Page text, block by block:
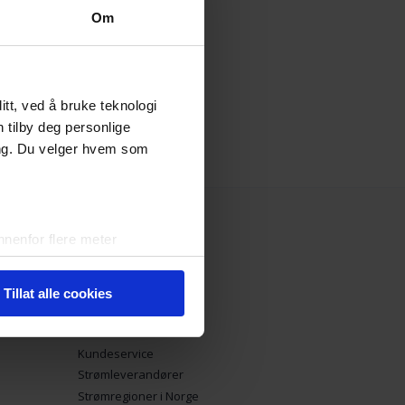
Om
ved å bruke teknologi
tilby deg personlige
Du velger hvem som
flere meter
hvordan de skal brukes.
mediefunksjoner og for å
partnerne våre innen
du har gjort tilgjengelig for
Tillat alle cookies
Strøm.no
Kundeservice
Strømleverandører
Strømregioner i Norge